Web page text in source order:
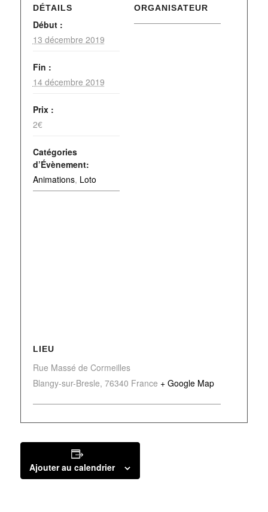
DÉTAILS
Début :
13 décembre 2019
Fin :
14 décembre 2019
Prix :
2€
Catégories
d’Évènement:
Animations, Loto
ORGANISATEUR
LIEU
Rue Massé de Cormeilles
Blangy-sur-Bresle, 76340 France + Google Map
Ajouter au calendrier